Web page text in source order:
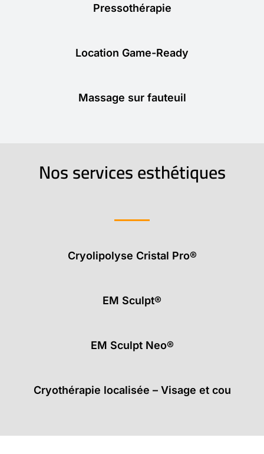
Pressothérapie
Location Game-Ready
Massage sur fauteuil
Nos services esthétiques
Cryolipolyse Cristal Pro®
EM Sculpt®
EM Sculpt Neo®
Cryothérapie localisée – Visage et cou